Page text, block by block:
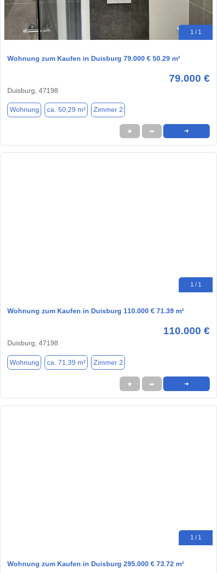
1 / 1
Wohnung zum Kaufen in Duisburg 79.000 € 50.29 m²
79.000 €
Duisburg, 47198
Wohnung ca. 50,29 m² Zimmer 2
★ ➦ ➜
1 / 1
Wohnung zum Kaufen in Duisburg 110.000 € 71.39 m²
110.000 €
Duisburg, 47198
Wohnung ca. 71,39 m² Zimmer 2
★ ➦ ➜
1 / 1
Wohnung zum Kaufen in Duisburg 295.000 € 73.72 m²